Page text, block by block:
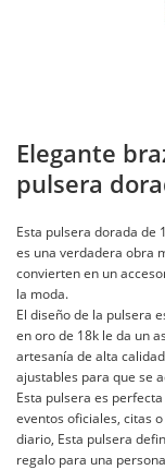
Elegante
pulsera
Esta pulsera dorada de
es una verdadera obra
convierten en un
la moda.
El diseño de la pulsera
en oro de 18k le da un
artesanía de alta
ajustables para que se
Esta pulsera es
eventos oficiales, citas
diario, Esta pulsera
regalo para una